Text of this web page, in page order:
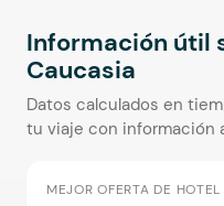
Información útil
Caucasia
Datos calculados en
tu viaje con información
MEJOR OFERTA DE HOTEL